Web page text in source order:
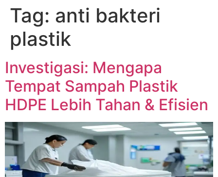
Skip
content
Tag: anti bakteri
plastik
Investigasi: Mengapa
Tempat Sampah Plastik
HDPE Lebih Tahan & Efisien